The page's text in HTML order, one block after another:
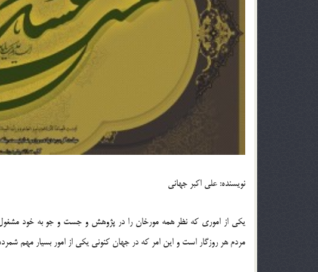
نویسنده: علی اکبر جهانی
یکی از اموری که نظر همه مورخان را در پژوهش و جست و جو به خود
مردم هر روزگار است و این امر که در جهان کنونی یکی از امور بسیار مهم